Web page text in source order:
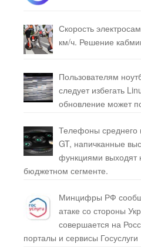
Скорость
км/ч. Решение
Пользователям
следует избегать
обновление может
Телефоны среднего
GT, напичканные
функциями выходят
бюджетном сегменте.
Минцифры РФ
атаке со стороны
совершается на
порталы и сервисы Госуслуги